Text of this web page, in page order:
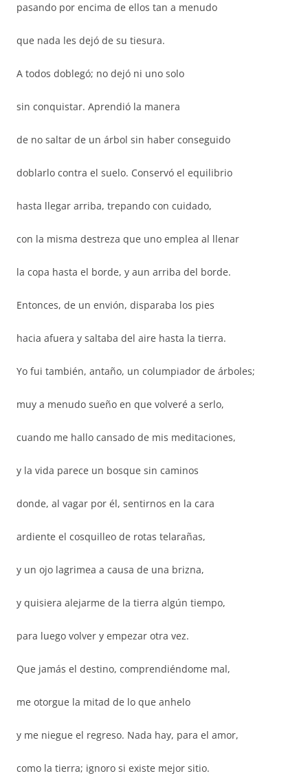
pasando por encima de ellos tan a menudo
que nada les dejó de su tiesura.
A todos doblegó; no dejó ni uno solo
sin conquistar. Aprendió la manera
de no saltar de un árbol sin haber conseguido
doblarlo contra el suelo. Conservó el equilibrio
hasta llegar arriba, trepando con cuidado,
con la misma destreza que uno emplea al llenar
la copa hasta el borde, y aun arriba del borde.
Entonces, de un envión, disparaba los pies
hacia afuera y saltaba del aire hasta la tierra.
Yo fui también, antaño, un columpiador de árboles;
muy a menudo sueño en que volveré a serlo,
cuando me hallo cansado de mis meditaciones,
y la vida parece un bosque sin caminos
donde, al vagar por él, sentirnos en la cara
ardiente el cosquilleo de rotas telarañas,
y un ojo lagrimea a causa de una brizna,
y quisiera alejarme de la tierra algún tiempo,
para luego volver y empezar otra vez.
Que jamás el destino, comprendiéndome mal,
me otorgue la mitad de lo que anhelo
y me niegue el regreso. Nada hay, para el amor,
como la tierra; ignoro si existe mejor sitio.